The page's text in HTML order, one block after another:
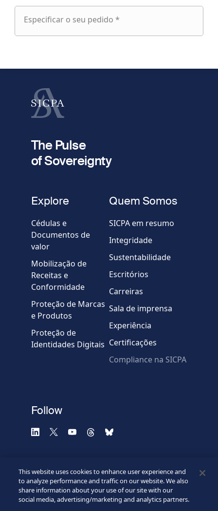
Especificar o seu pedido *
Especificar
Apelido
fieldset
Country
Mensagem
* Campos obrigatórios
The Pulse
of Sovereignty
Explore
Cédulas e
Documentos de
valor
Mobilização de
Receitas e
Conformidade
Proteção de Marcas
e Produtos
Proteção de
Identidades Digitais
Quem Somos
SICPA em resumo
Integridade
Sustentabilidade
Escritórios
Carreiras
Sala de imprensa
Experiência
Certificações
Compliance na SICPA
Follow
This website uses cookies to enhance user experience and
to analyze performance and traffic on our website. We also
share information about your use of our site with our
social media, advertising/marketing and analytics partners.